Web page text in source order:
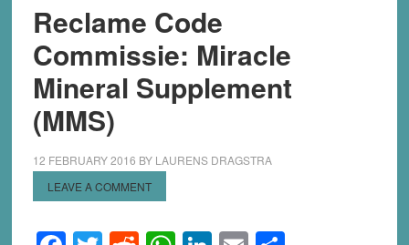
Reclame Code
Commissie: Miracle
Mineral Supplement
(MMS)
12 FEBRUARY 2016 BY LAURENS DRAGSTRA
LEAVE A COMMENT